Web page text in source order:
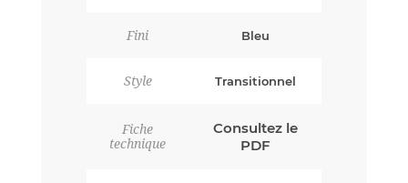
Fini Bleu
Style Transitionnel
Fiche
technique
Consultez le
PDF